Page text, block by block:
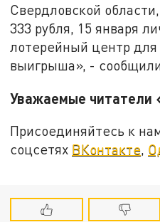
Свердловской
333 рубля, 15 января
лотерейный центр
выигрыша», -
Уважаемые
Присоединяйтесь к
соцсетях ВКонтакте,